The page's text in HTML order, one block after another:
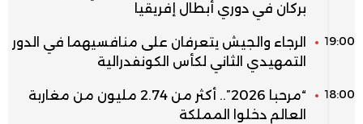
بركان في دوري أبطال إفريقيا
19:00
الرجاء والجيش يتعرفان على منافسيهما في الدور
التمهيدي الثاني لكأس الكونفدرالية
18:00
“مرحبا 2026”.. أكثر من 2.74 مليون من مغاربة
العالم دخلوا المملكة